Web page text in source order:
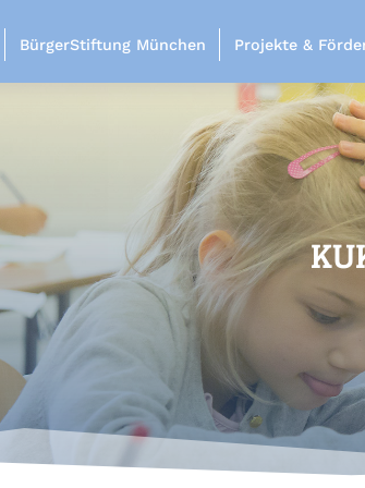
BürgerStiftung München Projekte &